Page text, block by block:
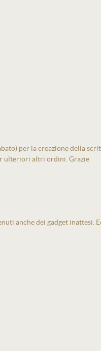
per la creazione della
ulteriori altri ordini. Grazie
anche dei gadget inattesi.